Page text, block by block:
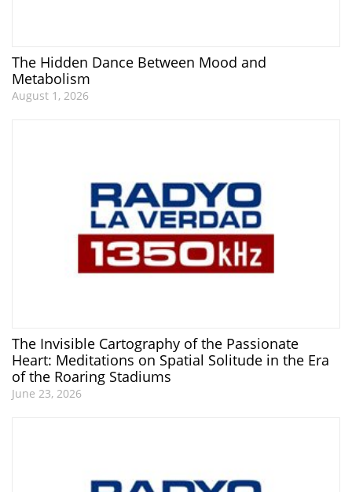
The Hidden Dance Between Mood and
Metabolism
August 1, 2026
The Invisible Cartography of the Passionate
Heart: Meditations on Spatial Solitude in the Era
of the Roaring Stadiums
June 23, 2026